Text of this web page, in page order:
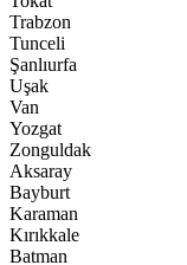
Trabzon
Tunceli
Şanlıurfa
Uşak
Van
Yozgat
Zonguldak
Aksaray
Bayburt
Karaman
Kırıkkale
Batman